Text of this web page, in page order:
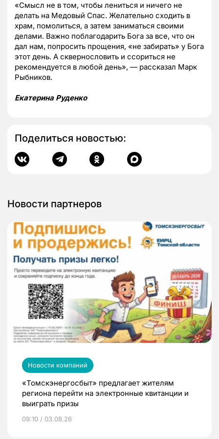
«Смысл не в том, чтобы лениться и ничего не
делать на Медовый Спас. Желательно сходить в
храм, помолиться, а затем заниматься своими
делами. Важно поблагодарить Бога за все, что он
дал нам, попросить прощения, «не забирать» у Бога
этот день. А сквернословить и ссориться не
рекомендуется в любой день», — рассказал Марк
Рыбников.
Екатерина Руденко
Поделиться новостью:
Новости партнеров
Новости компаний
«Томскэнергосбыт» предлагает жителям
региона перейти на электронные квитанции и
выиграть призы
09:10 / 03.08.26